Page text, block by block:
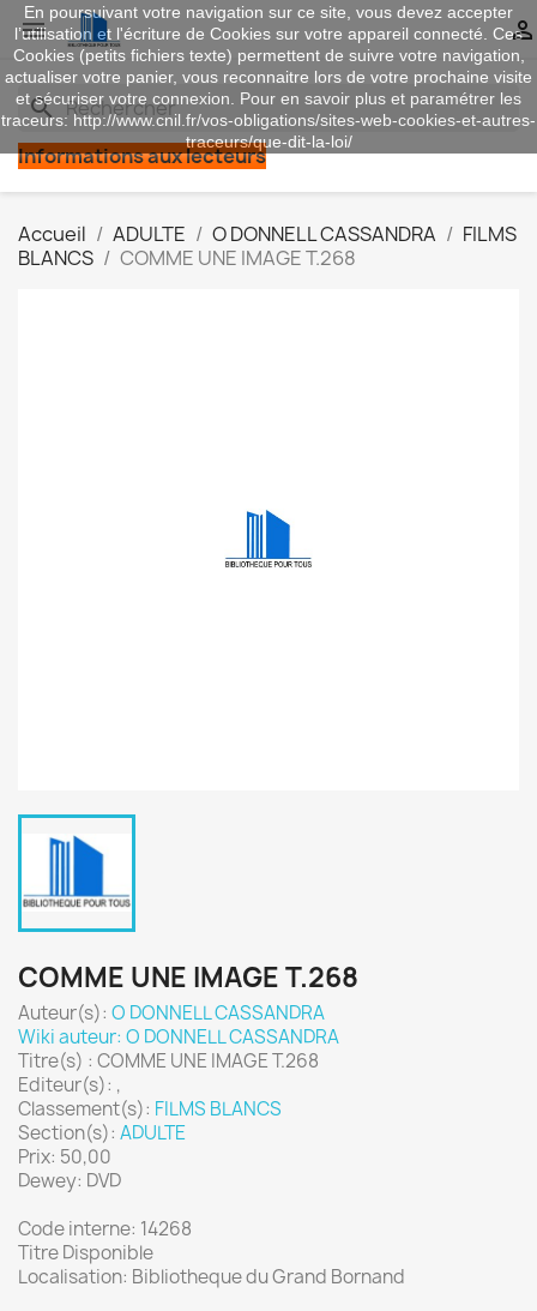
 
search
Informations aux lecteurs
Accueil ADULTE O DONNELL CASSANDRA
FILMS
BLANCS
COMME UNE IMAGE T.268
COMME UNE IMAGE T.268
Auteur(s): O DONNELL CASSANDRA
Wiki auteur: O DONNELL CASSANDRA
Titre(s) : COMME UNE IMAGE T.268
Editeur(s): ,
Classement(s): FILMS BLANCS
Section(s): ADULTE
Prix: 50,00
Dewey: DVD
Code interne: 14268
Titre Disponible
Localisation: Bibliotheque du Grand Bornand
En poursuivant votre navigation sur ce site, vous devez accepter
l’utilisation et l'écriture de Cookies sur votre appareil connecté. Ces
Cookies (petits fichiers texte) permettent de suivre votre navigation,
actualiser votre panier, vous reconnaitre lors de votre prochaine visite
et sécuriser votre connexion. Pour en savoir plus et paramétrer les
traceurs: http://www.cnil.fr/vos-obligations/sites-web-cookies-et-autres-
traceurs/que-dit-la-loi/